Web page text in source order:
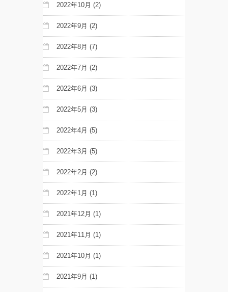
2022年10月 (2)
2022年9月 (2)
2022年8月 (7)
2022年7月 (2)
2022年6月 (3)
2022年5月 (3)
2022年4月 (5)
2022年3月 (5)
2022年2月 (2)
2022年1月 (1)
2021年12月 (1)
2021年11月 (1)
2021年10月 (1)
2021年9月 (1)